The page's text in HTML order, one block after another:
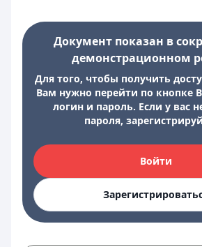
Документ показан в
демонстрационном
Для того, чтобы получить
Вам нужно перейти по кнопке
логин и пароль. Если у вас
пароля,
Войти